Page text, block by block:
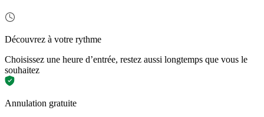
Découvrez à votre rythme
Choisissez une heure d’entrée, restez aussi longtemps que vous le
souhaitez
Annulation gratuite